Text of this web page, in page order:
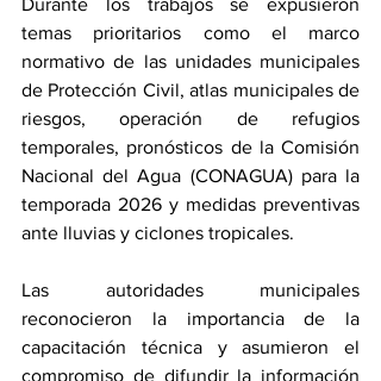
Durante los trabajos se expusieron
temas prioritarios como el marco
normativo de las unidades municipales
de Protección Civil, atlas municipales de
riesgos, operación de refugios
temporales, pronósticos de la Comisión
Nacional del Agua (CONAGUA) para la
temporada 2026 y medidas preventivas
ante lluvias y ciclones tropicales.
Las autoridades municipales
reconocieron la importancia de la
capacitación técnica y asumieron el
compromiso de difundir la información